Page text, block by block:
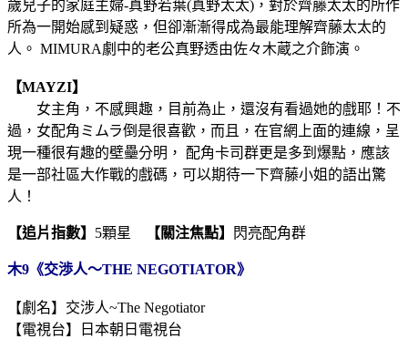
歲兒子的家庭主婦-真野若葉(真野太太)，對於齊藤太太的所作
所為一開始感到疑惑，但卻漸漸得成為最能理解齊藤太太的
人。 MIMURA劇中的老公真野透由佐々木蔵之介飾演。
【MAYZI】
女主角，不感興趣，目前為止，還沒有看過她的戲耶！不
過，女配角ミムラ倒是很喜歡，而且，在官網上面的連線，呈
現一種很有趣的壁壘分明， 配角卡司群更是多到爆點，應該
是一部社區大作戰的戲碼，可以期待一下齊藤小姐的語出驚
人！
【追片指數】 5顆星 【關注焦點】 閃亮配角群
木9《交渉人～THE NEGOTIATOR》
【劇名】交涉人~The Negotiator
【電視台】日本朝日電視台